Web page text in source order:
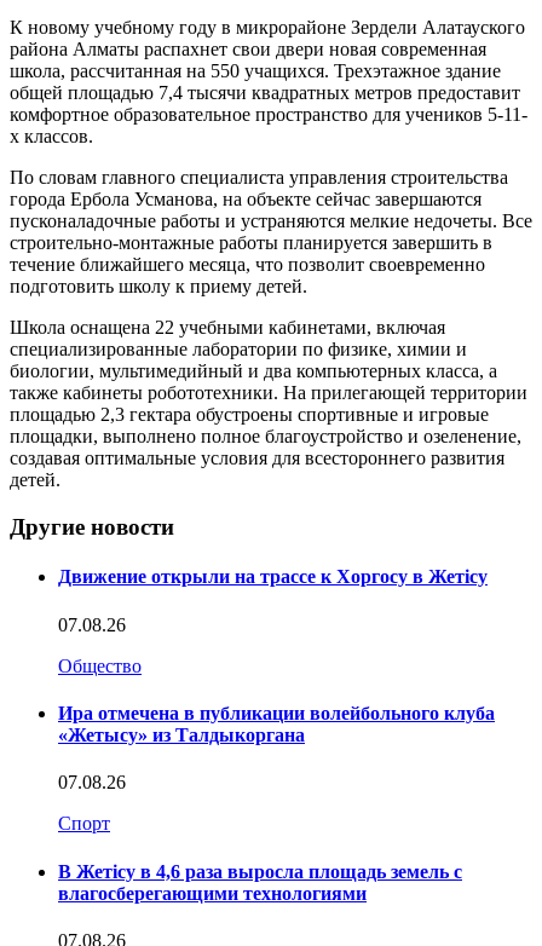
К новому учебному году в микрорайоне Зердели Алатауского
района Алматы распахнет свои двери новая современная
школа, рассчитанная на 550 учащихся. Трехэтажное здание
общей площадью 7,4 тысячи квадратных метров предоставит
комфортное образовательное пространство для учеников 5-11-
х классов.
По словам главного специалиста управления строительства
города Ербола Усманова, на объекте сейчас завершаются
пусконаладочные работы и устраняются мелкие недочеты. Все
строительно-монтажные работы планируется завершить в
течение ближайшего месяца, что позволит своевременно
подготовить школу к приему детей.
Школа оснащена 22 учебными кабинетами, включая
специализированные лаборатории по физике, химии и
биологии, мультимедийный и два компьютерных класса, а
также кабинеты робототехники. На прилегающей территории
площадью 2,3 гектара обустроены спортивные и игровые
площадки, выполнено полное благоустройство и озеленение,
создавая оптимальные условия для всестороннего развития
детей.
Другие новости
Движение открыли на трассе к Хоргосу в Жетісу
07.08.26
Общество
Ира отмечена в публикации волейбольного клуба
«Жетысу» из Талдыкоргана
07.08.26
Спорт
В Жетісу в 4,6 раза выросла площадь земель с
влагосберегающими технологиями
07.08.26